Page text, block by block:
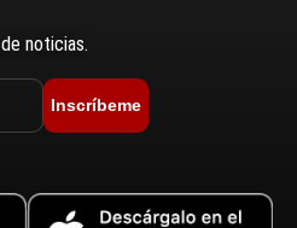
noticias.
Inscríbeme